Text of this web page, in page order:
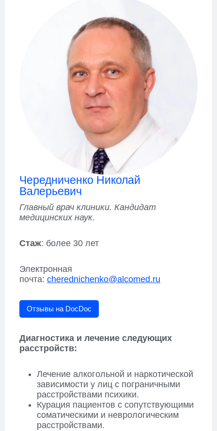
Чередниченко Николай
Валерьевич
Главный врач клиники. Кандидат
медицинских наук.
Стаж: более 30 лет
Электронная
почта: cherednichenko@alcomed.ru
Отзывы на DocDoc
Диагностика и лечение следующих
расстройств:
Лечение алкогольной и наркотической
зависимости у лиц с пограничными
расстройствами психики.
Курация пациентов с сопутствующими
соматическими и неврологическим
расстройствами.